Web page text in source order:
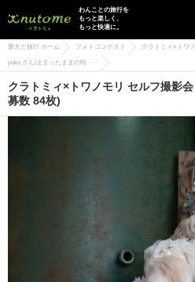
イヌトミィ
わんことの旅行を
もっと楽しく、
もっと快適に。
愛犬と旅行 ホーム フォトコンテスト クラトミィ×トワ
yuko さん/止まったままの時・・
クラトミィ×トワノモリ セルフ撮影
募数 84枚)